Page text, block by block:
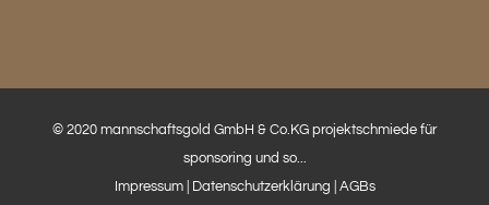
© 2020 mannschaftsgold GmbH & Co.KG projektschmiede für
sponsoring und so...
Impressum| Datenschutzerklärung AGBs